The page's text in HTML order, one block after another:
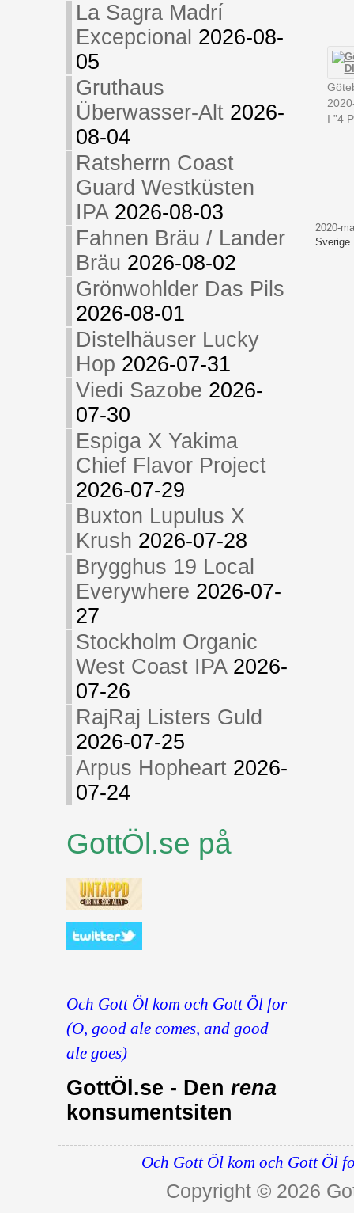
La Sagra Madrí
Excepcional 2026-08-
05
Gruthaus
Überwasser-Alt 2026-
08-04
Ratsherrn Coast
Guard Westküsten
IPA 2026-08-03
Fahnen Bräu / Lander
Bräu 2026-08-02
Grönwohlder Das Pils
2026-08-01
Distelhäuser Lucky
Hop 2026-07-31
Viedi Sazobe 2026-
07-30
Espiga X Yakima
Chief Flavor Project
2026-07-29
Buxton Lupulus X
Krush 2026-07-28
Brygghus 19 Local
Everywhere 2026-07-
27
Stockholm Organic
West Coast IPA 2026-
07-26
RajRaj Listers Guld
2026-07-25
Arpus Hopheart 2026-
07-24
GottÖl.se på
Och Gott Öl kom och Gott Öl for
(O, good ale comes, and good
ale goes)
GottÖl.se - Den rena
konsumentsiten
I ”4
2020-
Sverige
Och Gott Öl kom och Gott Öl
Copyright © 2026